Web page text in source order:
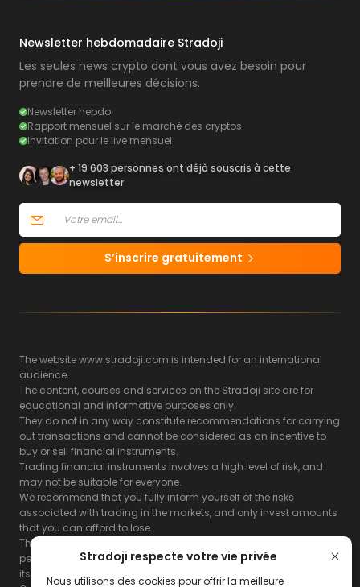
Stradoji respecte votre vie privée
Nous utilisons des cookies pour offrir la meilleure
Newsletter hebdomadaire Stradoji
Les seules news crypto dont vous avez besoin pour
prendre de meilleures décisions.
Newsletter hebdo
Rapport mensuel sur le marché des cryptos
Invitation pour le live mensuel
+ 19 603 personnes ont déjà souscris à cette
newsletter
S’inscrire gratuitement
The website www.stradoji.com is intended for an international
audience.
The content, courses and services on the Stradoji site are for
educational and informative purposes only.
They do not in any way constitute recommendations for carrying
out transactions and cannot be considered as an incentive to
buy or sell financial instruments.
Trading financial instruments involves a high level of risk, and
may not be suitable for everyone.
We recommend that you fully inform yourself of the risks
associated with trading in the markets, and only invest amounts
that you can afford to lose.
The Stradoji site does not guarantee the results or the
performance of products based on the information contained on
its site and its servers.